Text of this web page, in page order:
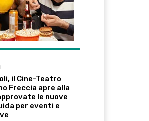
il Cine-Teatro
Freccia apre alla
le nuove
per eventi e